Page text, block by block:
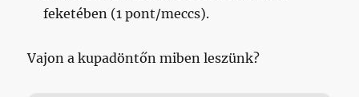
feketében (1 pont/meccs).
Vajon a kupadöntőn miben leszünk?